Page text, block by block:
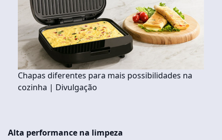
Chapas diferentes para mais possibilidades na
cozinha | Divulgação
Alta performance na limpeza